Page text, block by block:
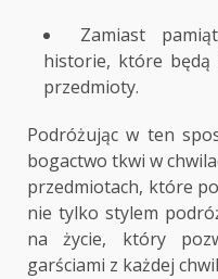
Zamiast
historie, które będą
przedmioty.
Podróżując w ten
bogactwo tkwi w
przedmiotach, które
nie tylko stylem
na życie, który
garściami z każdej